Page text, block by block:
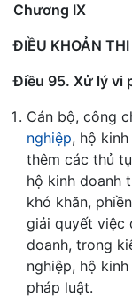
Chương IX
ĐIỀU KHOẢN
Điều 95. Xử lý vi
Cán bộ, công
nghiệp, hộ
thêm các thủ
hộ kinh doanh
khó khăn,
giải quyết việc
doanh, trong
nghiệp, hộ
pháp luật.